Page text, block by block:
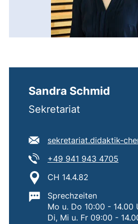
Sandra Schmid
Sekretariat
E-Mail Adresse:
sekretariat.didaktik-
Tel:
+49 941 943 4705
Standort:
CH 14.4.82
Wichtige Informationen:
Sprechzeiten
Mo u. Do 10:00 - 14.00
Di, Mi u. Fr 09:00 -